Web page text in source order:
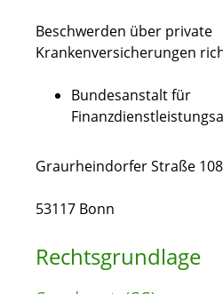
Beschwerden über private
Krankenversicherungen
Bundesanstalt für
Graurheindorfer Straße 108
53117 Bonn
Rechtsgrundlage